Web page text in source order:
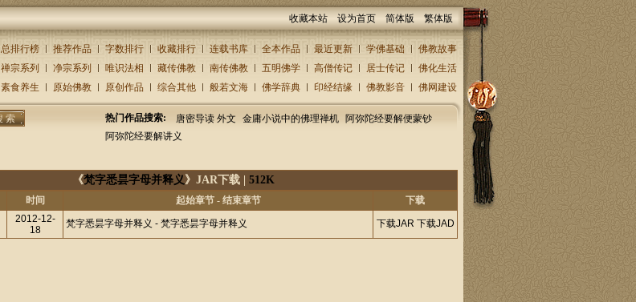
收藏本站 设为首页 简体版 繁体版
总排行榜 推荐作品 字数排行 收藏排行 连载书库 全本作品 最近更新 学佛基础
佛教故事
禅宗系列 净宗系列 唯识法相 藏传佛教 南传佛教 五明佛学 高僧传记 居士传记
佛化生活
素食养生 原始佛教 原创作品 综合其他 般若文海 佛学辞典 印经结缘 佛教影音 佛网建设
热门作品搜索: 唐密导读 外文 金庸小说中的佛理禅机
阿弥陀经要解便蒙钞
阿弥陀经要解讲义
《梵字悉昙字母并释义》JAR下载 | 512K
时间 起始章节 - 结束章节 下载
2012-12-
18
梵字悉昙字母并释义 - 梵字悉昙字母并释义 下载JAR 下载JAD